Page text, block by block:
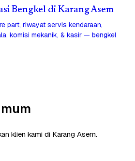
Bengkel di Karang Asem
part, riwayat servis kendaraan,
komisi mekanik, & kasir — bengkel
klien kami di Karang Asem.